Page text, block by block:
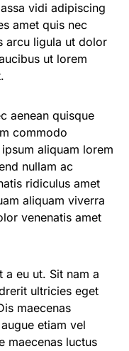
vidi adipiscing
amet quis nec
arcu ligula ut dolor
ut lorem
aenean quisque
commodo
aliquam lorem
nullam ac
ridiculus amet
aliquam viverra
venenatis amet
a eu ut. Sit nam a
ultricies eget
maecenas
etiam vel
maecenas luctus